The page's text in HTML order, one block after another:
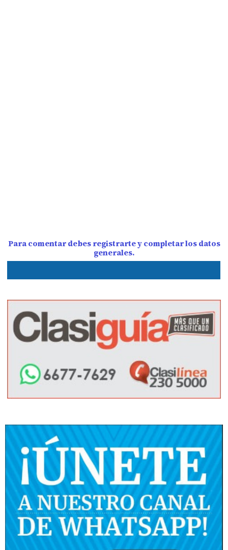
Para comentar debes registrarte y completar los datos
generales.